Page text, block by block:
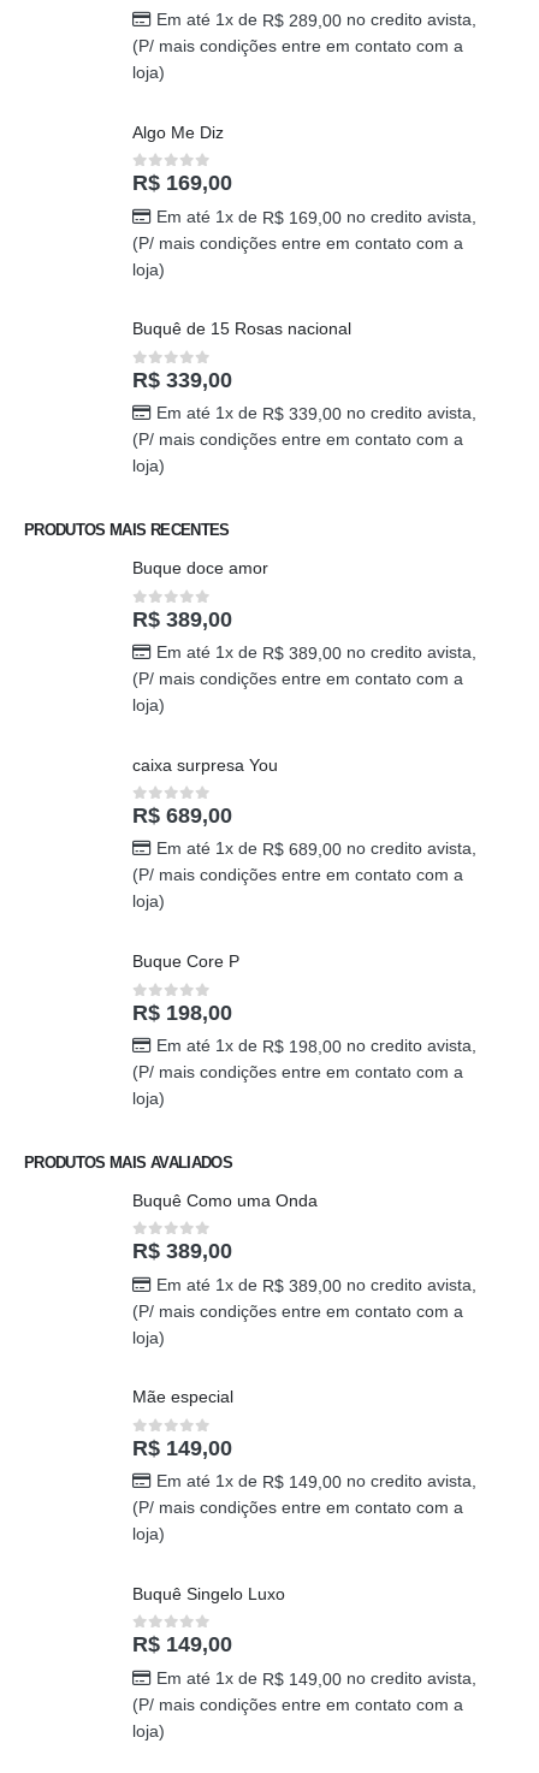
Em até 1x de R$289,00no credito avista,
(P/ mais condições entre em contato com a
loja)
Algo Me Diz
0out of 5
R$ 169,00
Em até 1x de R$169,00no credito avista,
(P/ mais condições entre em contato com a
loja)
Buquê de 15 Rosas nacional
0out of 5
R$ 339,00
Em até 1x de R$339,00no credito avista,
(P/ mais condições entre em contato com a
loja)
PRODUTOS MAIS RECENTES
Buque doce amor
0out of 5
R$ 389,00
Em até 1x de R$389,00no credito avista,
(P/ mais condições entre em contato com a
loja)
caixa surpresa You
0out of 5
R$ 689,00
Em até 1x de R$689,00no credito avista,
(P/ mais condições entre em contato com a
loja)
Buque Core P
0out of 5
R$ 198,00
Em até 1x de R$198,00no credito avista,
(P/ mais condições entre em contato com a
loja)
PRODUTOS MAIS AVALIADOS
Buquê Como uma Onda
0out of 5
R$ 389,00
Em até 1x de R$389,00no credito avista,
(P/ mais condições entre em contato com a
loja)
Mãe especial
0out of 5
R$ 149,00
Em até 1x de R$149,00no credito avista,
(P/ mais condições entre em contato com a
loja)
Buquê Singelo Luxo
0out of 5
R$ 149,00
Em até 1x de R$149,00no credito avista,
(P/ mais condições entre em contato com a
loja)